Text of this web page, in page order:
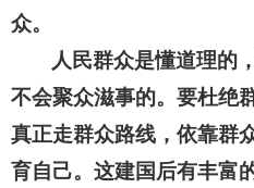
众。
人民群众是懂道理的
不会聚众滋事的。要杜绝
真正走群众路线，依靠群
育自己。这建国后有丰富